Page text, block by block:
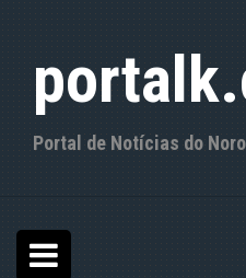
n
Portal de Notícias do